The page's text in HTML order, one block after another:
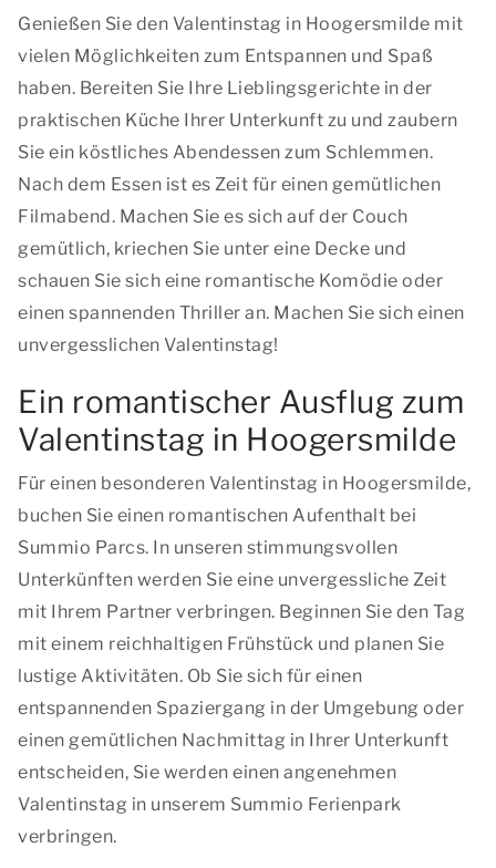
Genießen Sie den Valentinstag in Hoogersmilde mit
vielen Möglichkeiten zum Entspannen und Spaß
haben. Bereiten Sie Ihre Lieblingsgerichte in der
praktischen Küche Ihrer Unterkunft zu und zaubern
Sie ein köstliches Abendessen zum Schlemmen.
Nach dem Essen ist es Zeit für einen gemütlichen
Filmabend. Machen Sie es sich auf der Couch
gemütlich, kriechen Sie unter eine Decke und
schauen Sie sich eine romantische Komödie oder
einen spannenden Thriller an. Machen Sie sich einen
unvergesslichen Valentinstag!
Ein romantischer Ausflug zum
Valentinstag in Hoogersmilde
Für einen besonderen Valentinstag in Hoogersmilde,
buchen Sie einen romantischen Aufenthalt bei
Summio Parcs. In unseren stimmungsvollen
Unterkünften werden Sie eine unvergessliche Zeit
mit Ihrem Partner verbringen. Beginnen Sie den Tag
mit einem reichhaltigen Frühstück und planen Sie
lustige Aktivitäten. Ob Sie sich für einen
entspannenden Spaziergang in der Umgebung oder
einen gemütlichen Nachmittag in Ihrer Unterkunft
entscheiden, Sie werden einen angenehmen
Valentinstag in unserem Summio Ferienpark
verbringen.